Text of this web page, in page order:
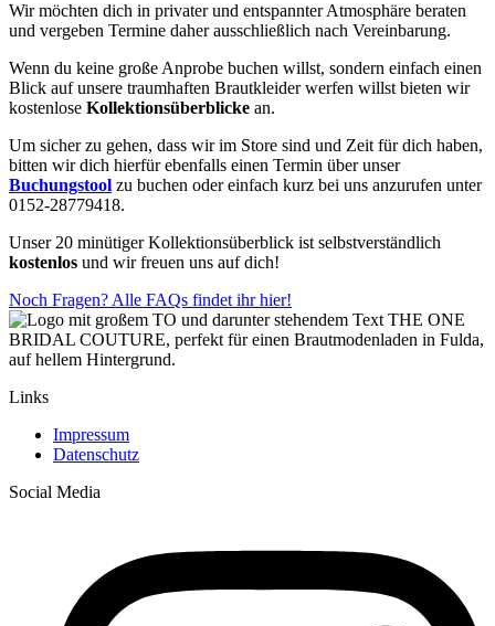
Wir möchten dich in privater und entspannter Atmosphäre beraten
und vergeben Termine daher ausschließlich nach Vereinbarung.
Wenn du keine große Anprobe buchen willst, sondern einfach einen
Blick auf unsere traumhaften Brautkleider werfen willst bieten wir
kostenlose Kollektionsüberblicke an.
Um sicher zu gehen, dass wir im Store sind und Zeit für dich haben,
bitten wir dich hierfür ebenfalls einen Termin über unser
Buchungstool zu buchen oder einfach kurz bei uns anzurufen unter
0152-28779418.
Unser 20 minütiger Kollektionsüberblick ist selbstverständlich
kostenlos und wir freuen uns auf dich!
Noch Fragen? Alle FAQs findet ihr hier!
Links
Impressum
Datenschutz
Social Media